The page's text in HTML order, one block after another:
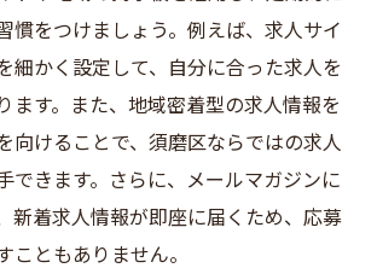
慣をつけましょう。例えば、求人サイ
細かく設定して、自分に合った求人を
ます。また、地域密着型の求人情報を
向けることで、須磨区ならではの求人
できます。さらに、メールマガジンに
新着求人情報が即座に届くため、応募
こともありません。